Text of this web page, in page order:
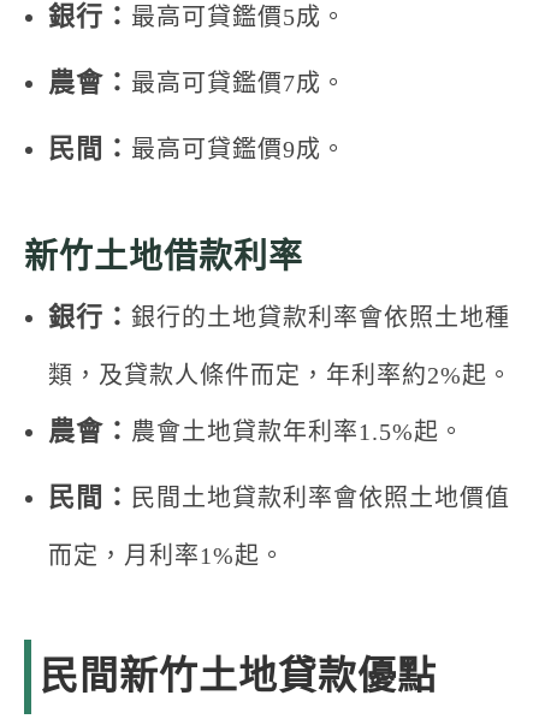
銀行： 最高可貸鑑價5成。
農會： 最高可貸鑑價7成。
民間： 最高可貸鑑價9成。
新竹土地借款利率
銀行： 銀行的土地貸款利率會依照土地種
類，及貸款人條件而定，年利率約2%起。
農會： 農會土地貸款年利率1.5%起。
民間： 民間土地貸款利率會依照土地價值
而定，月利率1%起。
民間新竹土地貸款優點